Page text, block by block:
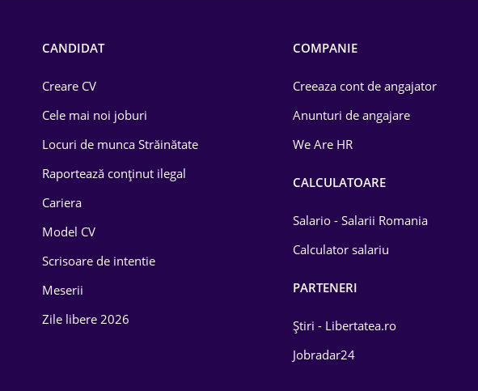
Drept
Educație / Training
Energetică
Farma
CANDIDAT
Creare CV
Cele mai noi joburi
Locuri de munca Străinătate
Raportează conținut ilegal
Cariera
Model CV
Scrisoare de intentie
Meserii
Zile libere 2026
COMPANIE
Creeaza cont de angajator
Anunturi de angajare
We Are HR
CALCULATOARE
Salario - Salarii Romania
Calculator salariu
PARTENERI
Știri - Libertatea.ro
Jobradar24